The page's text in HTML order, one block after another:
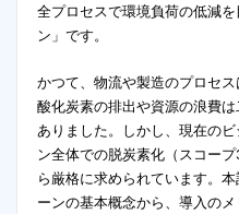
全プロセスで環境負荷の低減
ン」です。
かつて、物流や製造のプロセ
酸化炭素の排出や資源の浪費
ありました。しかし、現在の
ン全体での脱炭素化（スコー
ら厳格に求められています。
ーンの基本概念から、導入の